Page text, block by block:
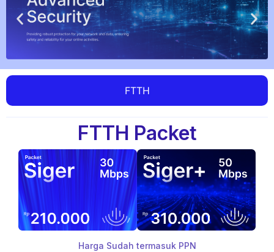
FTTH
FTTH Packet
Harga Sudah termasuk PPN